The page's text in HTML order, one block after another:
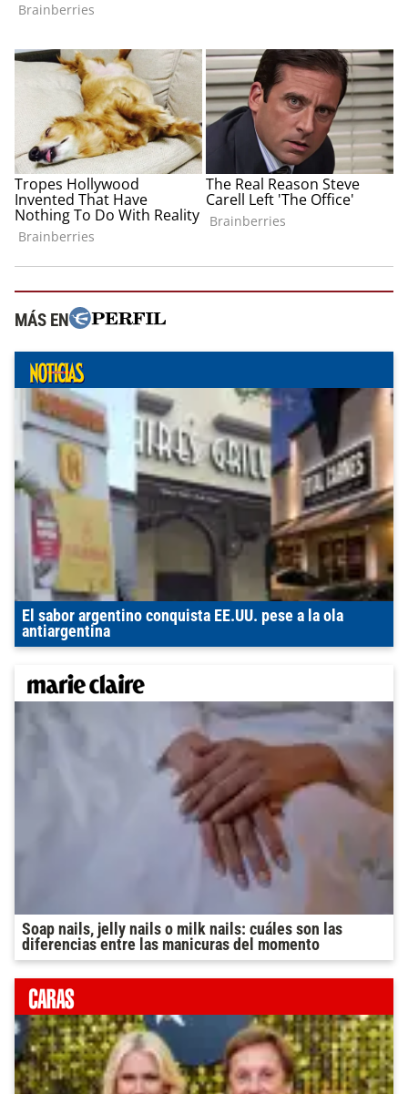
MÁS EN
El sabor argentino conquista EE.UU. pese a la ola
antiargentina
Soap nails, jelly nails o milk nails: cuáles son las
diferencias entre las manicuras del momento